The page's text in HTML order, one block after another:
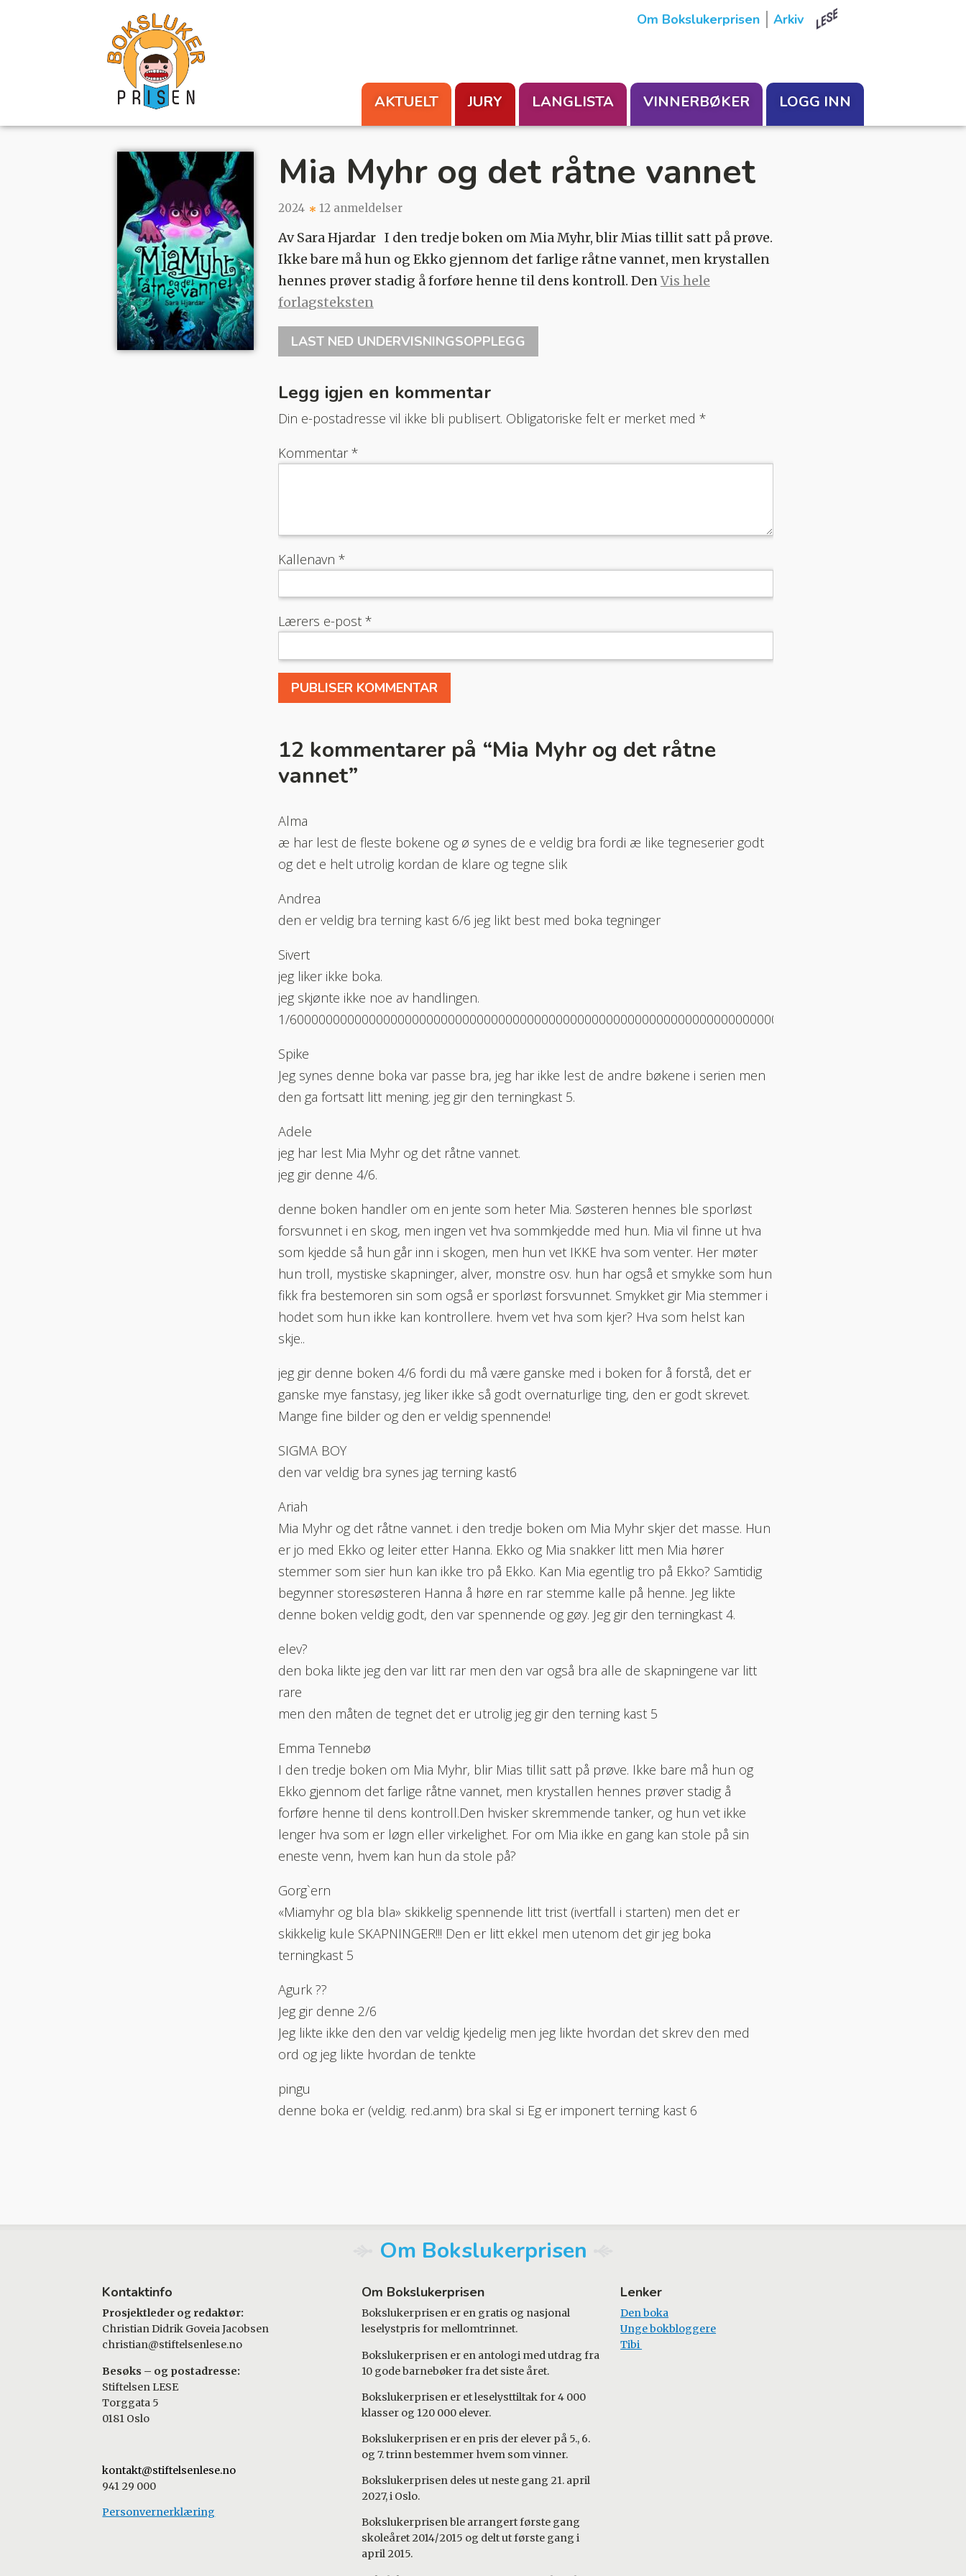
Om Bokslukerprisen Arkiv
AKTUELT JURY LANGLISTA VINNERBØKER LOGG INN
Mia Myhr og det råtne vannet
2024 12 anmeldelser
Av Sara Hjardar I den tredje boken om Mia Myhr, blir Mias tillit satt på prøve.
Ikke bare må hun og Ekko gjennom det farlige råtne vannet, men krystallen
hennes prøver stadig å forføre henne til dens kontroll. DenVis hele
forlagsteksten
LAST NED UNDERVISNINGSOPPLEGG
Legg igjen en kommentar
Din e-postadresse vil ikke bli publisert. Obligatoriske felt er merket med *
Kommentar*
Kallenavn *
Lærers e-post *
12 kommentarer på “Mia Myhr og det råtne
vannet”
Alma
æ har lest de fleste bokene og ø synes de e veldig bra fordi æ like tegneserier godt
og det e helt utrolig kordan de klare og tegne slik
Andrea
den er veldig bra terning kast 6/6 jeg likt best med boka tegninger
Sivert
jeg liker ikke boka.
jeg skjønte ikke noe av handlingen.
1/
Spike
Jeg synes denne boka var passe bra, jeg har ikke lest de andre bøkene i serien men
den ga fortsatt litt mening. jeg gir den terningkast 5.
Adele
jeg har lest Mia Myhr og det råtne vannet.
jeg gir denne 4/6.
denne boken handler om en jente som heter Mia. Søsteren hennes ble sporløst
forsvunnet i en skog, men ingen vet hva sommkjedde med hun. Mia vil finne ut hva
som kjedde så hun går inn i skogen, men hun vet IKKE hva som venter. Her møter
hun troll, mystiske skapninger, alver, monstre osv. hun har også et smykke som hun
fikk fra bestemoren sin som også er sporløst forsvunnet. Smykket gir Mia stemmer i
hodet som hun ikke kan kontrollere. hvem vet hva som kjer? Hva som helst kan
skje..
jeg gir denne boken 4/6 fordi du må være ganske med i boken for å forstå, det er
ganske mye fanstasy, jeg liker ikke så godt overnaturlige ting, den er godt skrevet.
Mange fine bilder og den er veldig spennende!
SIGMA BOY
den var veldig bra synes jag terning kast6
Ariah
Mia Myhr og det råtne vannet. i den tredje boken om Mia Myhr skjer det masse. Hun
er jo med Ekko og leiter etter Hanna. Ekko og Mia snakker litt men Mia hører
stemmer som sier hun kan ikke tro på Ekko. Kan Mia egentlig tro på Ekko? Samtidig
begynner storesøsteren Hanna å høre en rar stemme kalle på henne. Jeg likte
denne boken veldig godt, den var spennende og gøy. Jeg gir den terningkast 4.
elev?
den boka likte jeg den var litt rar men den var også bra alle de skapningene var litt
rare
men den måten de tegnet det er utrolig jeg gir den terning kast 5
Emma Tennebø
I den tredje boken om Mia Myhr, blir Mias tillit satt på prøve. Ikke bare må hun og
Ekko gjennom det farlige råtne vannet, men krystallen hennes prøver stadig å
forføre henne til dens kontroll.Den hvisker skremmende tanker, og hun vet ikke
lenger hva som er løgn eller virkelighet. For om Mia ikke en gang kan stole på sin
eneste venn, hvem kan hun da stole på?
Gorg`ern
«Miamyhr og bla bla» skikkelig spennende litt trist (ivertfall i starten) men det er
skikkelig kule SKAPNINGER!!! Den er litt ekkel men utenom det gir jeg boka
terningkast 5
Agurk ??
Jeg gir denne 2/6
Jeg likte ikke den den var veldig kjedelig men jeg likte hvordan det skrev den med
ord og jeg likte hvordan de tenkte
pingu
denne boka er (veldig. red.anm) bra skal si Eg er imponert terning kast 6
Om Bokslukerprisen
Kontaktinfo
Prosjektleder og redaktør:
Christian Didrik Goveia Jacobsen
christian@stiftelsenlese.no
Besøks – og postadresse:
Stiftelsen LESE
Torggata 5
0181 Oslo
kontakt@stiftelsenlese.no
941 29 000
Personvernerklæring
Om Bokslukerprisen
Bokslukerprisen er en gratis og nasjonal
leselystpris for mellomtrinnet.
Bokslukerprisen er en antologi med utdrag fra
10 gode barnebøker fra det siste året.
Bokslukerprisen er et leselysttiltak for 4 000
klasser og 120 000 elever.
Bokslukerprisen er en pris der elever på 5., 6.
og 7. trinn bestemmer hvem som vinner.
Bokslukerprisen deles ut neste gang 21. april
2027, i Oslo.
Bokslukerprisen ble arrangert første gang
skoleåret 2014/2015 og delt ut første gang i
april 2015.
Lenker
Den boka
Unge bokbloggere
Tibi